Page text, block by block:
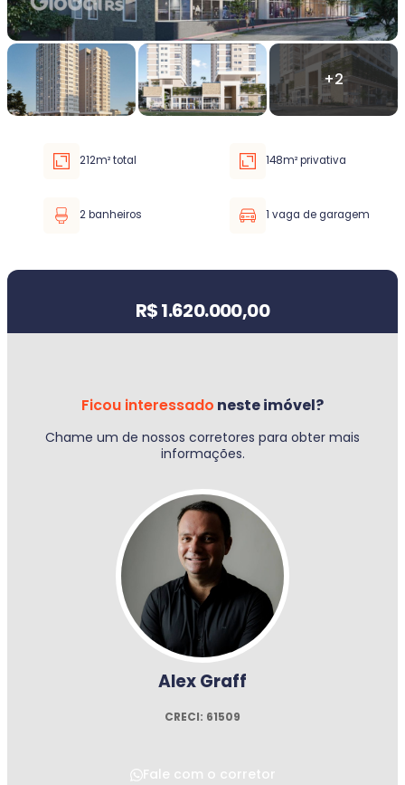
Faixa de valor
30.000,00até5.000.000,00 ou +
212m² total 148m² privativa
2 banheiros 1 vaga de garagem
R$ 1.620.000,00
Ficou interessado neste imóvel?
Chame um de nossos corretores para obter mais
informações.
Alex Graff
CRECI: 61509
Fale com o corretor